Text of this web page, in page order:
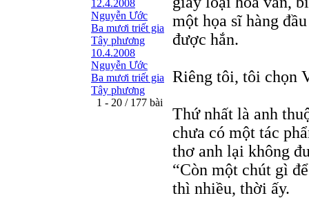
12.4.2008
Nguyễn Ước
Ba mươi triết gia
Tây phương
10.4.2008
Nguyễn Ước
Ba mươi triết gia
Tây phương
1 - 20 / 177 bài
một họa sĩ hàng
được hắn.
Riêng tôi, tôi chọn
Thứ nhất là anh
chưa có một tác
thơ anh lại không
“Còn một chút gì
thì nhiều, thời ấy.